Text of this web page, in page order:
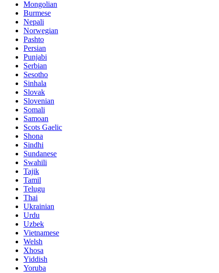
Mongolian
Burmese
Nepali
Norwegian
Pashto
Persian
Punjabi
Serbian
Sesotho
Sinhala
Slovak
Slovenian
Somali
Samoan
Scots Gaelic
Shona
Sindhi
Sundanese
Swahili
Tajik
Tamil
Telugu
Thai
Ukrainian
Urdu
Uzbek
Vietnamese
Welsh
Xhosa
Yiddish
Yoruba